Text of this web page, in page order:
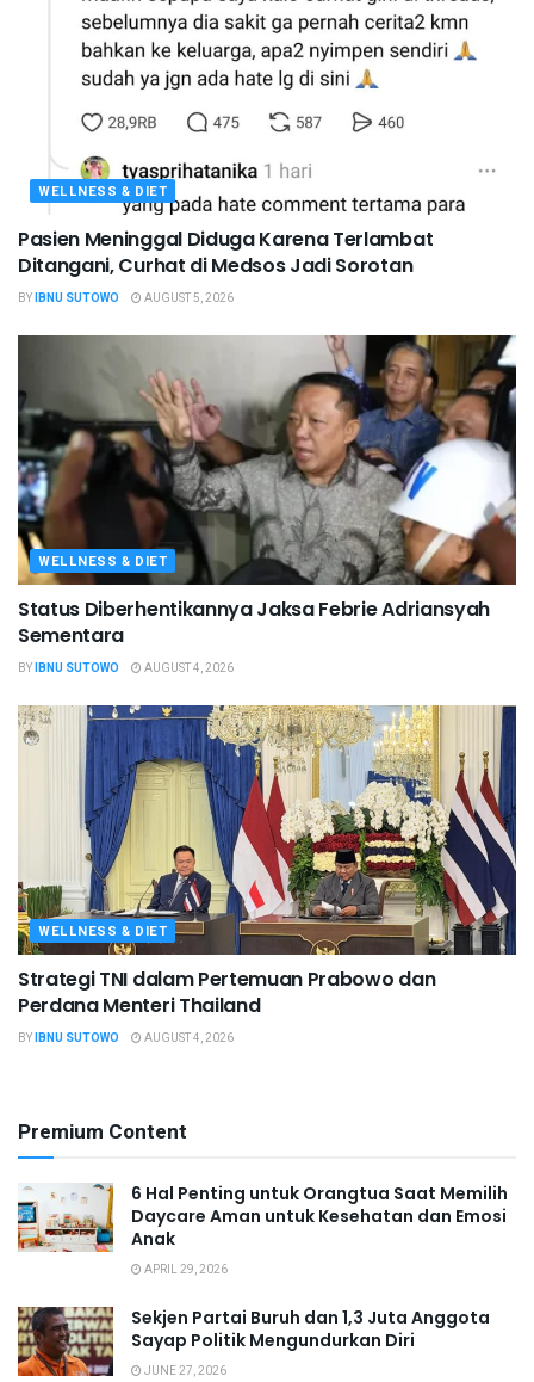
WELLNESS & DIET
Pasien Meninggal Diduga Karena Terlambat
Ditangani, Curhat di Medsos Jadi Sorotan
BYIBNU SUTOWO AUGUST 5, 2026
WELLNESS & DIET
Status Diberhentikannya Jaksa Febrie Adriansyah
Sementara
BYIBNU SUTOWO AUGUST 4, 2026
WELLNESS & DIET
Strategi TNI dalam Pertemuan Prabowo dan
Perdana Menteri Thailand
BYIBNU SUTOWO AUGUST 4, 2026
Premium Content
6 Hal Penting untuk Orangtua Saat Memilih
Daycare Aman untuk Kesehatan dan Emosi
Anak
APRIL 29, 2026
Sekjen Partai Buruh dan 1,3 Juta Anggota
Sayap Politik Mengundurkan Diri
JUNE 27, 2026